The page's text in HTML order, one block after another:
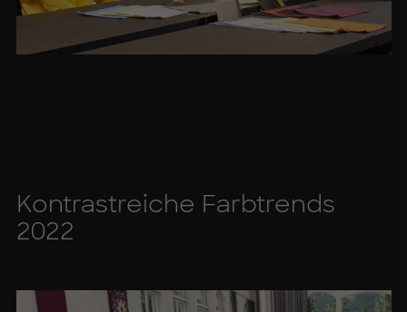
Kon­trast­rei­che Farb­trends
2022